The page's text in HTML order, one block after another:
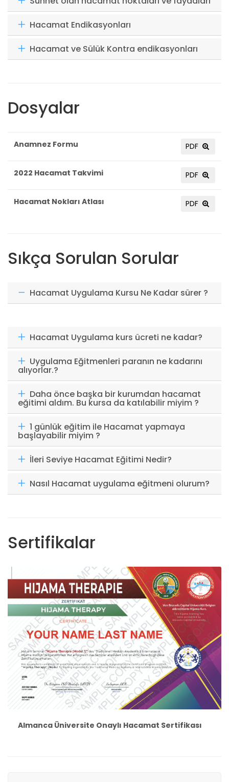
Hacamat Endikasyonları
Hacamat ve Sülük Kontra endikasyonları
Dosyalar
Anamnez Formu PDF
2022 Hacamat Takvimi PDF
Hacamat Nokları Atlası PDF
Sıkça Sorulan Sorular
Hacamat Uygulama Kursu Ne Kadar sürer ?
Hacamat Uygulama kurs ücreti ne kadar?
Uygulama Eğitmenleri paranın ne kadarını
alıyorlar.?
Daha önce başka bir kurumdan hacamat
eğitimi aldım. Bu kursa da katılabilir miyim ?
1 günlük eğitim ile Hacamat yapmaya
başlayabilir miyim ?
İleri Seviye Hacamat Eğitimi Nedir?
Nasıl Hacamat uygulama eğitmeni olurum?
Sertifikalar
Almanca Üniversite Onaylı Hacamat Sertifikası